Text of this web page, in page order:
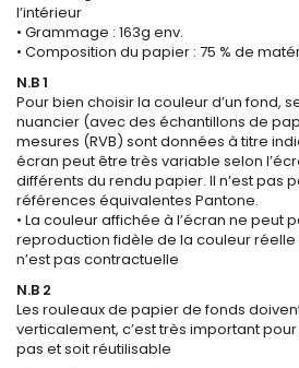
l’intérieur
• Grammage : 163g env.
• Composition du papier : 75 % de
N.B 1
Pour bien choisir la couleur d’un fond,
nuancier (avec des échantillons de
mesures (RVB) sont données à titre
écran peut être très variable selon
différents du rendu papier. Il n’est pas
références équivalentes Pantone.
• La couleur affichée à l’écran ne peut
reproduction fidèle de la couleur
n’est pas contractuelle
N.B 2
Les rouleaux de papier de fonds
verticalement, c’est très important
pas et soit réutilisable